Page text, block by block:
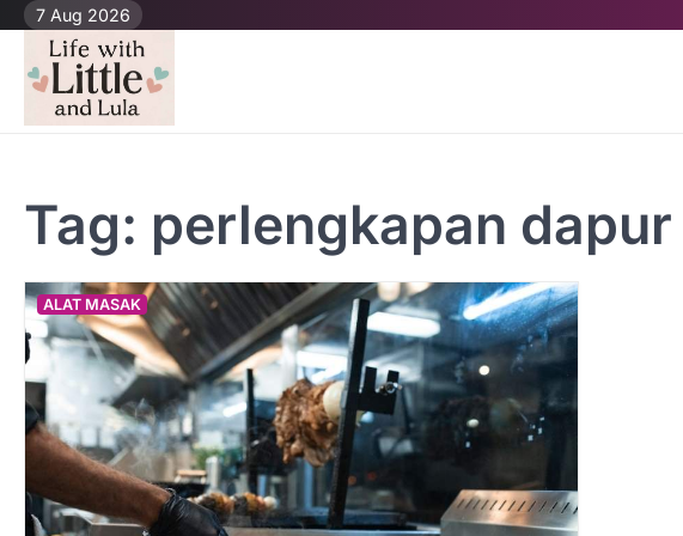
Skip
content
7 Aug 2026
Tag: perlengkapan dapur
ALAT MASAK